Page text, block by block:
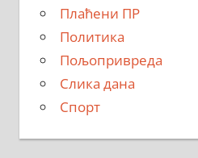
Плаћени ПР
Политика
Пољопривреда
Слика дана
Спорт